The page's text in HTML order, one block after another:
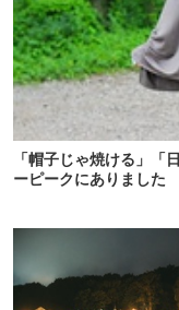
「帽子じゃ焼ける」
ーピークにありました